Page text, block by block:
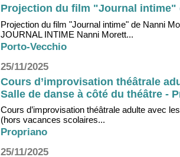
Projection du film "Journal intime"
Projection du film "Journal intime" de Nanni
JOURNAL INTIME Nanni Morett...
Porto-Vecchio
25/11/2025
Cours d’improvisation théâtrale
Salle de danse à côté du théâtre -
Cours d’improvisation théâtrale adulte avec
(hors vacances scolaires...
Propriano
25/11/2025